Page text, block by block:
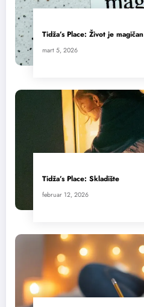
Tidža’s Place: Život je magičan
mart 5, 2026
Tidža’s Place: Skladište
februar 12, 2026